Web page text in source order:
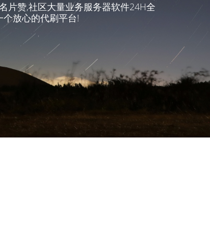
片赞,社区大量业务服务器软件24H全
放心的代刷平台!